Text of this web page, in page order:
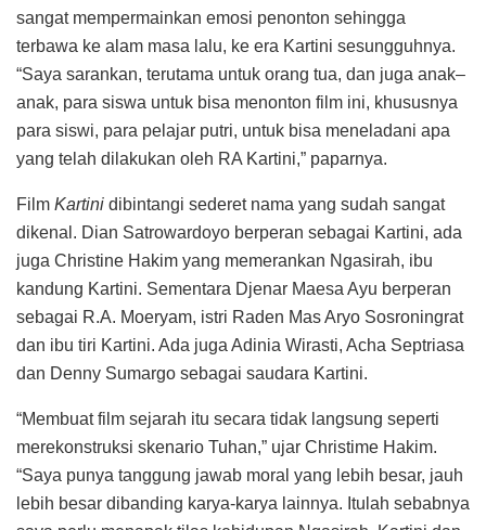
sangat mempermainkan emosi penonton sehingga
terbawa ke alam masa lalu, ke era Kartini sesungguhnya.
“Saya sarankan, terutama untuk orang tua, dan juga anak–
anak, para siswa untuk bisa menonton film ini, khususnya
para siswi, para pelajar putri, untuk bisa meneladani apa
yang telah dilakukan oleh RA Kartini,” paparnya.
Film Kartini dibintangi sederet nama yang sudah sangat
dikenal. Dian Satrowardoyo berperan sebagai Kartini, ada
juga Christine Hakim yang memerankan Ngasirah, ibu
kandung Kartini. Sementara Djenar Maesa Ayu berperan
sebagai R.A. Moeryam, istri Raden Mas Aryo Sosroningrat
dan ibu tiri Kartini. Ada juga Adinia Wirasti, Acha Septriasa
dan Denny Sumargo sebagai saudara Kartini.
“Membuat film sejarah itu secara tidak langsung seperti
merekonstruksi skenario Tuhan,” ujar Christime Hakim.
“Saya punya tanggung jawab moral yang lebih besar, jauh
lebih besar dibanding karya-karya lainnya. Itulah sebabnya